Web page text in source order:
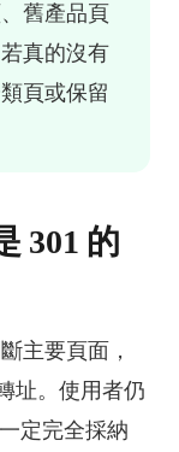
舊產品頁
真的沒有
頁或保留
301 的
主要頁面，
址。使用者仍
定完全採納